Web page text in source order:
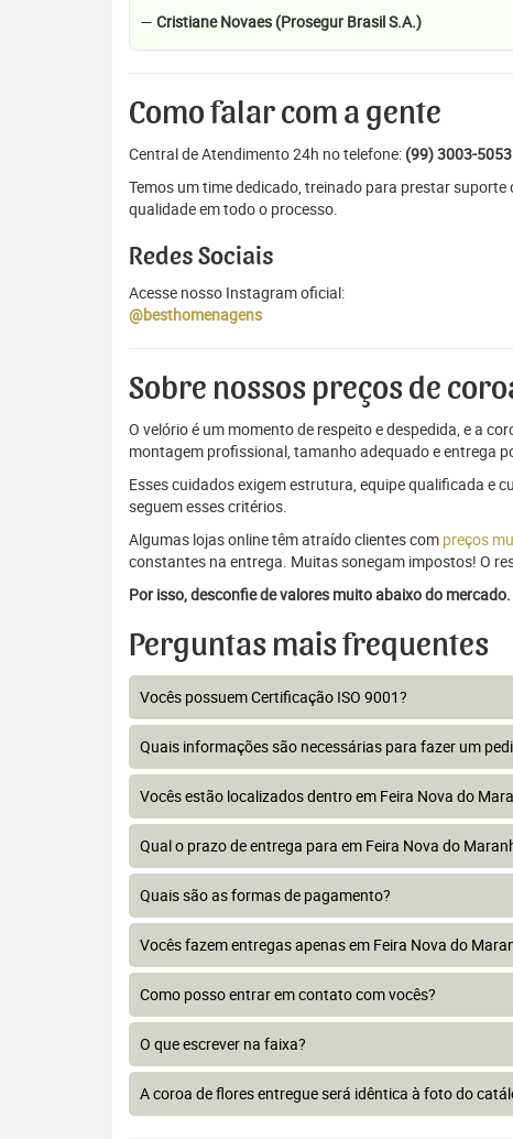
— Cristiane Novaes (Prosegur Brasil S.A.)
Como falar com a gente
Central de Atendimento 24h no telefone: (99) 3003-5053
Temos um time dedicado, treinado para prestar
qualidade em todo o processo.
Redes Sociais
Acesse nosso Instagram oficial:
@besthomenagens
Sobre nossos preços de
O velório é um momento de respeito e despedida, e a
montagem profissional, tamanho adequado e entrega
Esses cuidados exigem estrutura, equipe qualificada
seguem esses critérios.
Algumas lojas online têm atraído clientes com preços
constantes na entrega. Muitas sonegam impostos! O
Por isso, desconfie de valores muito abaixo do
Perguntas mais frequentes
Vocês possuem Certificação ISO 9001?
Quais informações são necessárias para fazer um
Vocês estão localizados dentro em Feira Nova do
Qual o prazo de entrega para em Feira Nova do
Quais são as formas de pagamento?
Vocês fazem entregas apenas em Feira Nova do
Como posso entrar em contato com vocês?
O que escrever na faixa?
A coroa de flores entregue será idêntica à foto do